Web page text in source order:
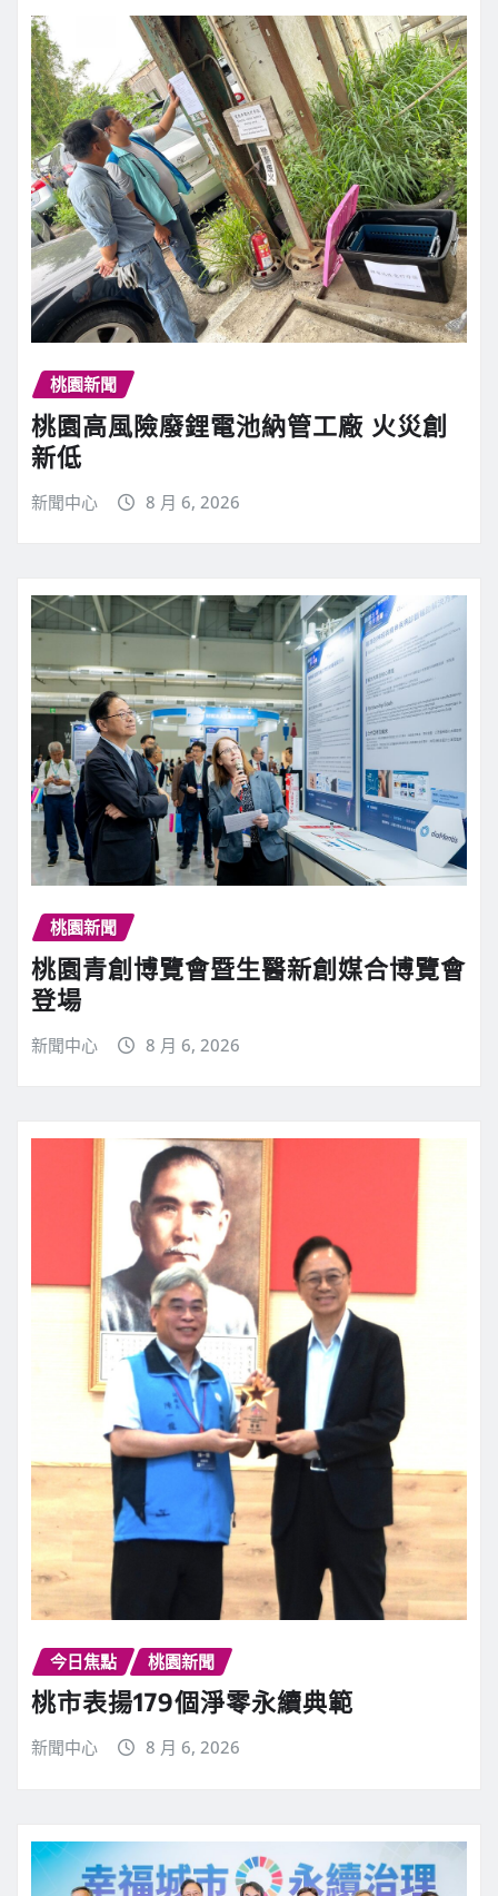
桃園新聞
桃園高風險廢鋰電池納管工廠 火災創
新低
新聞中心 8 月 6, 2026
桃園新聞
桃園青創博覽會暨生醫新創媒合博覽會
登場
新聞中心 8 月 6, 2026
今日焦點 桃園新聞
桃市表揚179個淨零永續典範
新聞中心 8 月 6, 2026